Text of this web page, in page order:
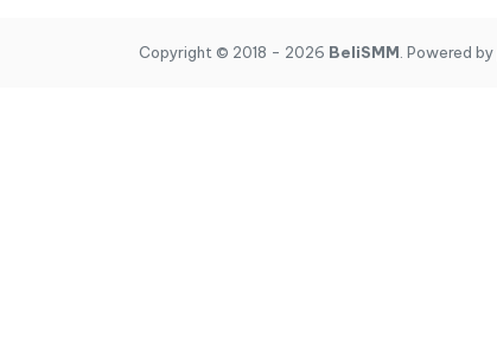
Copyright © 2018 - 2026 BeliSMM . Powered by